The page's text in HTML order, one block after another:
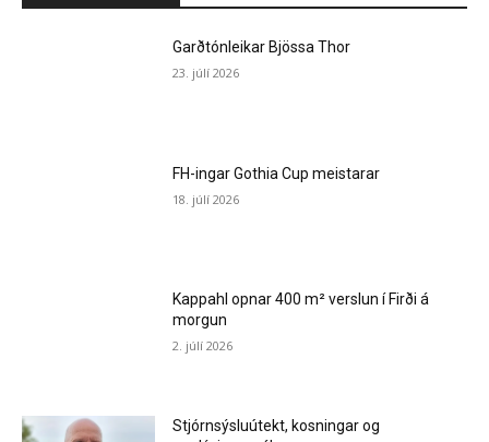
Garðtónleikar Bjössa Thor
23. júlí 2026
FH-ingar Gothia Cup meistarar
18. júlí 2026
Kappahl opnar 400 m² verslun í Firði á
morgun
2. júlí 2026
Stjórnsýsluútekt, kosningar og